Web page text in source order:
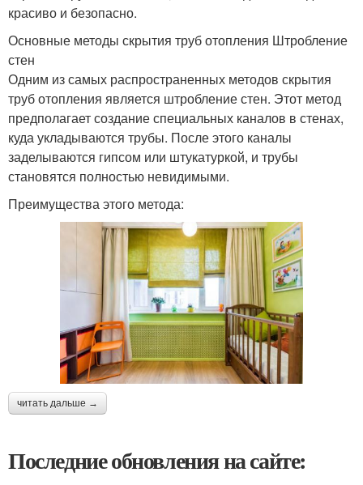
красиво и безопасно.
Основные методы скрытия труб отопления Штробление
стен
Одним из самых распространенных методов скрытия
труб отопления является штробление стен. Этот метод
предполагает создание специальных каналов в стенах,
куда укладываются трубы. После этого каналы
заделываются гипсом или штукатуркой, и трубы
становятся полностью невидимыми.
Преимущества этого метода:
читать дальше →
Последние обновления на сайте: